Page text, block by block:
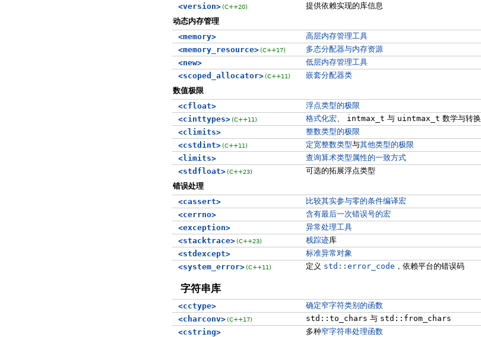
<version> (C++20)
提供依赖实现的库信息
动态内存管理
<memory>
高层内存管理工具
<memory_resource> (C++17)
多态分配器与内存资源
<new>
低层内存管理工具
<scoped_allocator> (C++11)
嵌套分配器类
数值极限
<cfloat>
浮点类型的极限
<cinttypes> (C++11) 格式化宏、 intmax_t 与 uintmax_t 数学与转换
<climits>
整数类型的极限
<cstdint> (C++11) 定宽整数类型与其他类型的极限
<limits>
查询算术类型属性的一致方式
<stdfloat> (C++23)
可选的拓展浮点类型
错误处理
<cassert>
比较其实参与零的条件编译宏
<cerrno>
含有最后一次错误号的宏
<exception>
异常处理工具
<stacktrace> (C++23) 栈踪迹库
<stdexcept>
标准异常对象
<system_error> (C++11) 定义 std::error_code ，依赖平台的错误码
字符串库
<cctype>
确定窄字符类别的函数
<charconv> (C++17) std::to_chars 与 std::from_chars
<cstring>
多种窄字符串处理函数